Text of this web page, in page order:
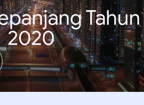
Tahun
2020